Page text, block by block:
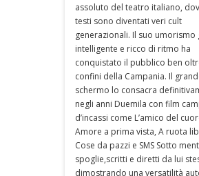
assoluto del teatro italiano,
testi sono diventati veri cult
generazionali. Il suo umorismo
intelligente e ricco di ritmo ha
conquistato il pubblico ben
confini della Campania. Il
schermo lo consacra
negli anni Duemila con film
d’incassi come L’amico del
Amore a prima vista, A ruota
Cose da pazzi e SMS Sotto
spoglie,scritti e diretti da lui
dimostrando una versatilità